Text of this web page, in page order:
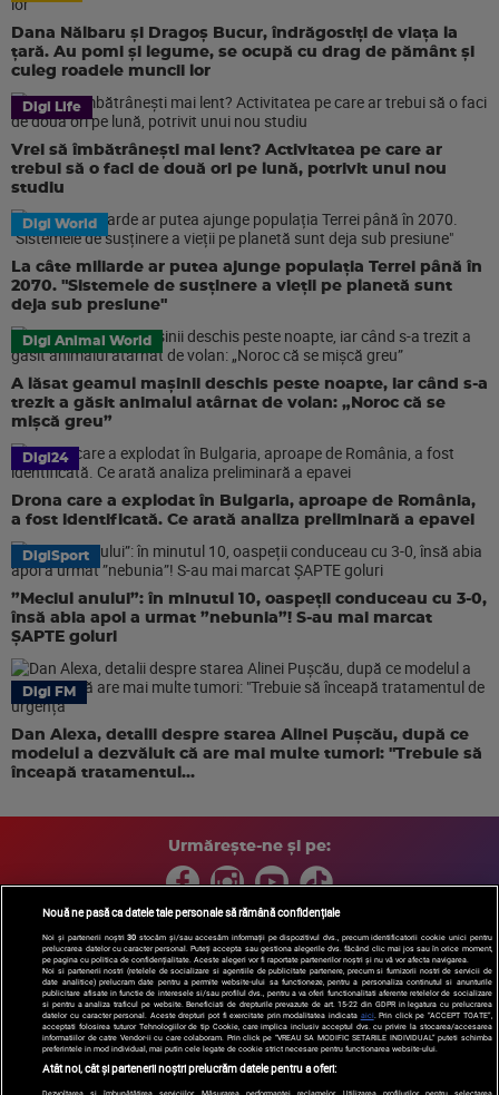
Dana Nălbaru și Dragoș Bucur, îndrăgostiți de viața la
țară. Au pomi și legume, se ocupă cu drag de pământ și
culeg roadele muncii lor
Digi Life
Vrei să îmbătrânești mai lent? Activitatea pe care ar
trebui să o faci de două ori pe lună, potrivit unui nou
studiu
Digi World
La câte miliarde ar putea ajunge populația Terrei până în
2070. "Sistemele de susținere a vieții pe planetă sunt
deja sub presiune"
Digi Animal World
A lăsat geamul mașinii deschis peste noapte, iar când s-a
trezit a găsit animalul atârnat de volan: „Noroc că se
mișcă greu”
Digi24
Drona care a explodat în Bulgaria, aproape de România,
a fost identificată. Ce arată analiza preliminară a epavei
DigiSport
”Meciul anului”: în minutul 10, oaspeții conduceau cu 3-0,
însă abia apoi a urmat ”nebunia”! S-au mai marcat
ȘAPTE goluri
Digi FM
Dan Alexa, detalii despre starea Alinei Pușcău, după ce
modelul a dezvăluit că are mai multe tumori: "Trebuie să
înceapă tratamentul...
Urmărește-ne și pe:
Copyright © 2026 / DIGI ROMANIA S.A.
Arhiva
Comunicate de presă Politica de confidentialitate
Termeni
si conditii
Gestionați preferințele| Contact/Info Codul etic
Nouă ne pasă ca datele tale personale să rămână confidențiale
Noi și partenerii noștri30 stocăm și/sau accesăm informații pe dispozitivul dvs., precum identificatorii cookie unici pentru
prelucrarea datelor cu caracter personal. Puteți accepta sau gestiona alegerile dvs. făcând clic mai jos sau în orice moment,
pe pagina cu politica de confidențialitate. Aceste alegeri vor fi raportate partenerilor noștri și nu vă vor afecta navigarea.
Noi si partenerii nostri (retelele de socializare si agentiile de publicitate partenere, precum si furnizorii nostri de servicii de
date analitice) prelucram date pentru a permite website-ului sa functioneze, pentru a personaliza continutul si anunturile
publicitare afisate in functie de interesele si/sau profilul dvs., pentru a va oferi functionalitati aferente retelelor de socializare
si pentru a analiza traficul pe website. Beneficiati de drepturile prevazute de art. 15-22 din GDPR in legatura cu prelucrarea
datelor cu caracter personal. Aceste drepturi pot fi exercitate prin modalitatea indicata aici. Prin click pe “ACCEPT TOATE”,
acceptati folosirea tuturor Tehnologiilor de tip Cookie, care implica inclusiv acceptul dvs. cu privire la stocarea/accesarea
informatiilor de catre Vendor-ii cu care colaboram. Prin click pe “VREAU SA MODIFIC SETARILE INDIVIDUAL” puteti schimba
preferintele in mod individual, mai putin cele legate de cookie strict necesare pentru functionarea website-ului.
Atât noi, cât și partenerii noștri prelucrăm datele pentru a oferi:
Dezvoltarea și îmbunătățirea serviciilor. Măsurarea performanței reclamelor. Utilizarea profilurilor pentru selectarea